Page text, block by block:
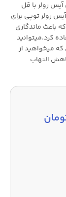
رولر با قل
رولر توپی برای
باعث ماندگاری
کرد.میتوانید
میخواهید از
التهاب